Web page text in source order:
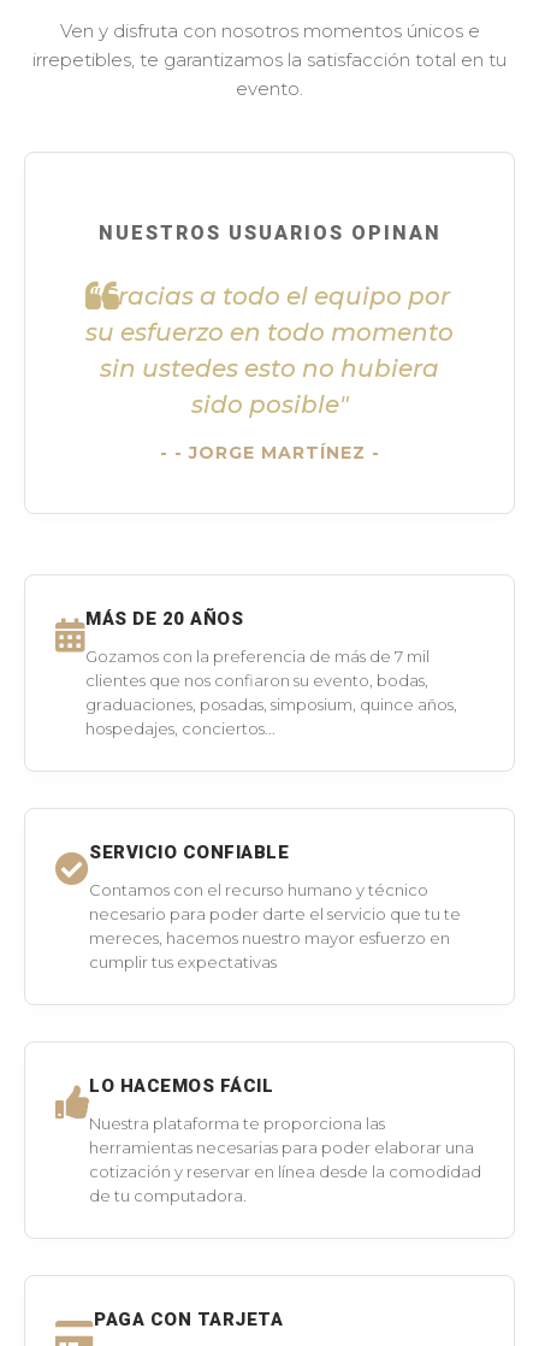
Ven y disfruta con nosotros momentos únicos e
irrepetibles, te garantizamos la satisfacción total en tu
evento.
NUESTROS USUARIOS OPINAN
"Gracias a todo el equipo por
su esfuerzo en todo momento
sin ustedes esto no hubiera
sido posible"
- JORGE MARTÍNEZ -
MÁS DE 20 AÑOS
Gozamos con la preferencia de más de 7 mil
clientes que nos confiaron su evento, bodas,
graduaciones, posadas, simposium, quince años,
hospedajes, conciertos...
SERVICIO CONFIABLE
Contamos con el recurso humano y técnico
necesario para poder darte el servicio que tu te
mereces, hacemos nuestro mayor esfuerzo en
cumplir tus expectativas
LO HACEMOS FÁCIL
Nuestra plataforma te proporciona las
herramientas necesarias para poder elaborar una
cotización y reservar en línea desde la comodidad
de tu computadora.
PAGA CON TARJETA